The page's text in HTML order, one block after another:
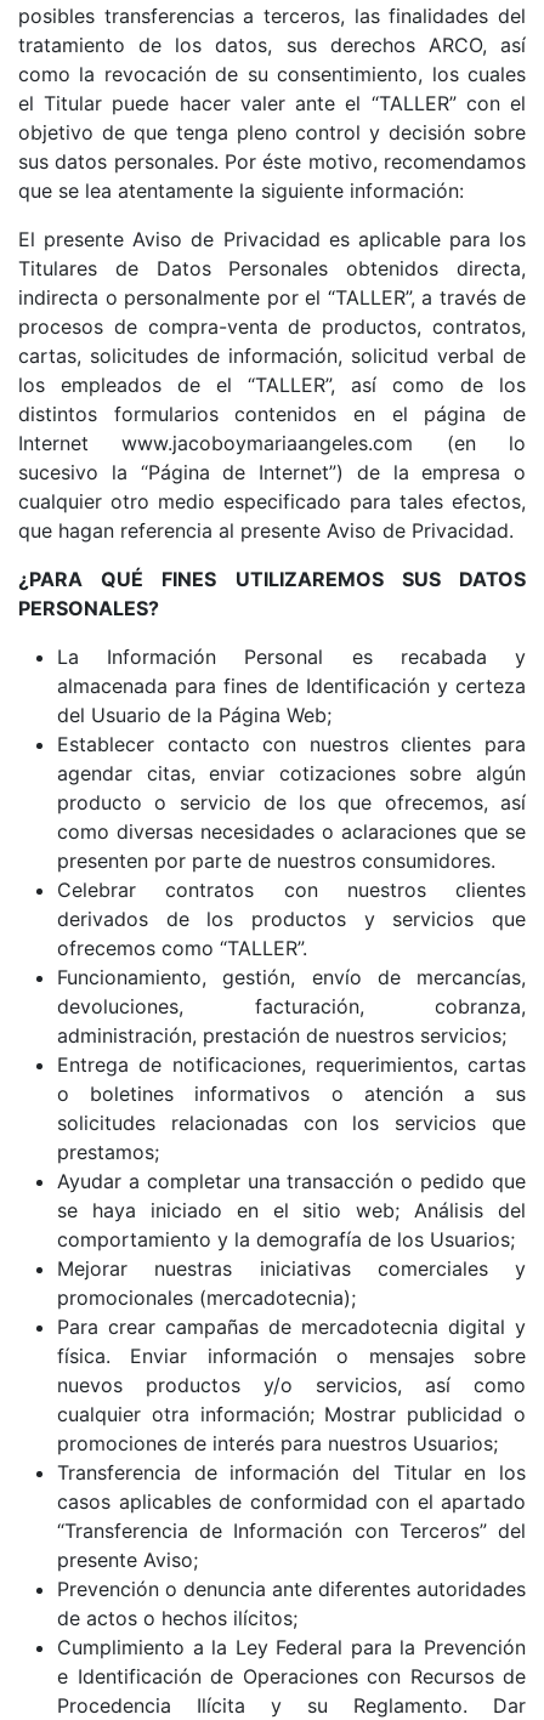
posibles transferencias a terceros, las finalidades del
tratamiento de los datos, sus derechos ARCO, así
como la revocación de su consentimiento, los cuales
el Titular puede hacer valer ante el “TALLER” con el
objetivo de que tenga pleno control y decisión sobre
sus datos personales. Por éste motivo, recomendamos
que se lea atentamente la siguiente información:
El presente Aviso de Privacidad es aplicable para los
Titulares de Datos Personales obtenidos directa,
indirecta o personalmente por el “TALLER”, a través de
procesos de compra-venta de productos, contratos,
cartas, solicitudes de información, solicitud verbal de
los empleados de el “TALLER”, así como de los
distintos formularios contenidos en el página de
Internet www.jacoboymariaangeles.com (en lo
sucesivo la “Página de Internet”) de la empresa o
cualquier otro medio especificado para tales efectos,
que hagan referencia al presente Aviso de Privacidad.
¿PARA QUÉ FINES UTILIZAREMOS SUS DATOS
PERSONALES?
La Información Personal es recabada y
almacenada para fines de Identificación y certeza
del Usuario de la Página Web;
Establecer contacto con nuestros clientes para
agendar citas, enviar cotizaciones sobre algún
producto o servicio de los que ofrecemos, así
como diversas necesidades o aclaraciones que se
presenten por parte de nuestros consumidores.
Celebrar contratos con nuestros clientes
derivados de los productos y servicios que
ofrecemos como “TALLER”.
Funcionamiento, gestión, envío de mercancías,
devoluciones, facturación, cobranza,
administración, prestación de nuestros servicios;
Entrega de notificaciones, requerimientos, cartas
o boletines informativos o atención a sus
solicitudes relacionadas con los servicios que
prestamos;
Ayudar a completar una transacción o pedido que
se haya iniciado en el sitio web; Análisis del
comportamiento y la demografía de los Usuarios;
Mejorar nuestras iniciativas comerciales y
promocionales (mercadotecnia);
Para crear campañas de mercadotecnia digital y
física. Enviar información o mensajes sobre
nuevos productos y/o servicios, así como
cualquier otra información; Mostrar publicidad o
promociones de interés para nuestros Usuarios;
Transferencia de información del Titular en los
casos aplicables de conformidad con el apartado
“Transferencia de Información con Terceros” del
presente Aviso;
Prevención o denuncia ante diferentes autoridades
de actos o hechos ilícitos;
Cumplimiento a la Ley Federal para la Prevención
e Identificación de Operaciones con Recursos de
Procedencia Ilícita y su Reglamento. Dar